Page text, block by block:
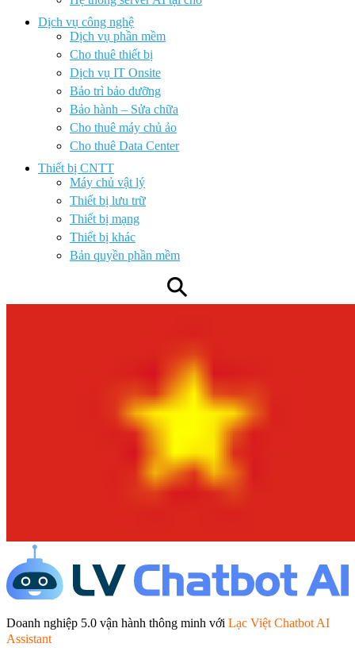
Dịch vụ công nghệ
Dịch vụ phần mềm
Cho thuê thiết bị
Dịch vụ IT Onsite
Bảo trì bảo dưỡng
Bảo hành – Sửa chữa
Cho thuê máy chủ ảo
Cho thuê Data Center
Thiết bị CNTT
Máy chủ vật lý
Thiết bị lưu trữ
Thiết bị mạng
Thiết bị khác
Bản quyền phần mềm
⚲
Doanh nghiệp 5.0 vận hành thông minh với Lạc Việt Chatbot AI
Assistant